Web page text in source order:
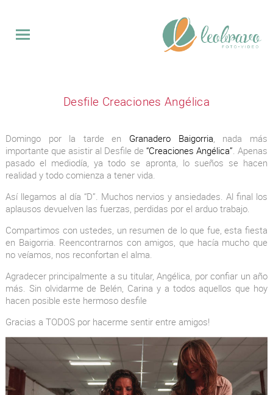
VIDEO
SOBRE
MI
Desfile Creaciones Angélica
Domingo por la tarde en Granadero Baigorria, nada más
importante que asistir al Desfile de“Creaciones Angélica”. Apenas
pasado el mediodía, ya todo se apronta, lo sueños se hacen
realidad y todo comienza a tener vida.
Así llegamos al día “D”. Muchos nervios y ansiedades. Al final los
aplausos devuelven las fuerzas, perdidas por el arduo trabajo.
Compartimos con ustedes, un resumen de lo que fue, esta fiesta
en Baigorria. Reencontrarnos con amigos, que hacía mucho que
no veíamos, nos reconfortan el alma.
Agradecer principalmente a su titular, Angélica, por confiar un año
más. Sin olvidarme de Belén, Carina y a todos aquellos que hoy
hacen posible este hermoso desfile
Gracias a TODOS por hacerme sentir entre amigos!